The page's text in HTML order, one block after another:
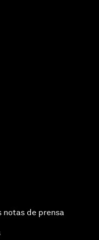
notas de prensa